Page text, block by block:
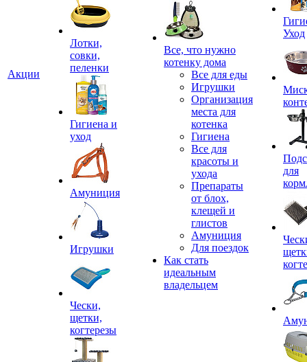
Акции
Лотки,
совки,
пеленки
Гигиена и
уход
Амуниция
Игрушки
Чески,
щетки,
когтерезы
Все, что нужно
котенку дома
Все для еды
Игрушки
Организация
места для
котенка
Гигиена
Все для
красоты и
ухода
Препараты
от блох,
клещей и
глистов
Амуниция
Для поездок
Как стать
идеальным
владельцем
Уход
для